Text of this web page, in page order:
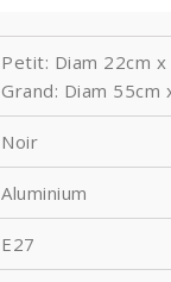
Petit: Diam 22cm
Grand: Diam
Noir
Aluminium
E27